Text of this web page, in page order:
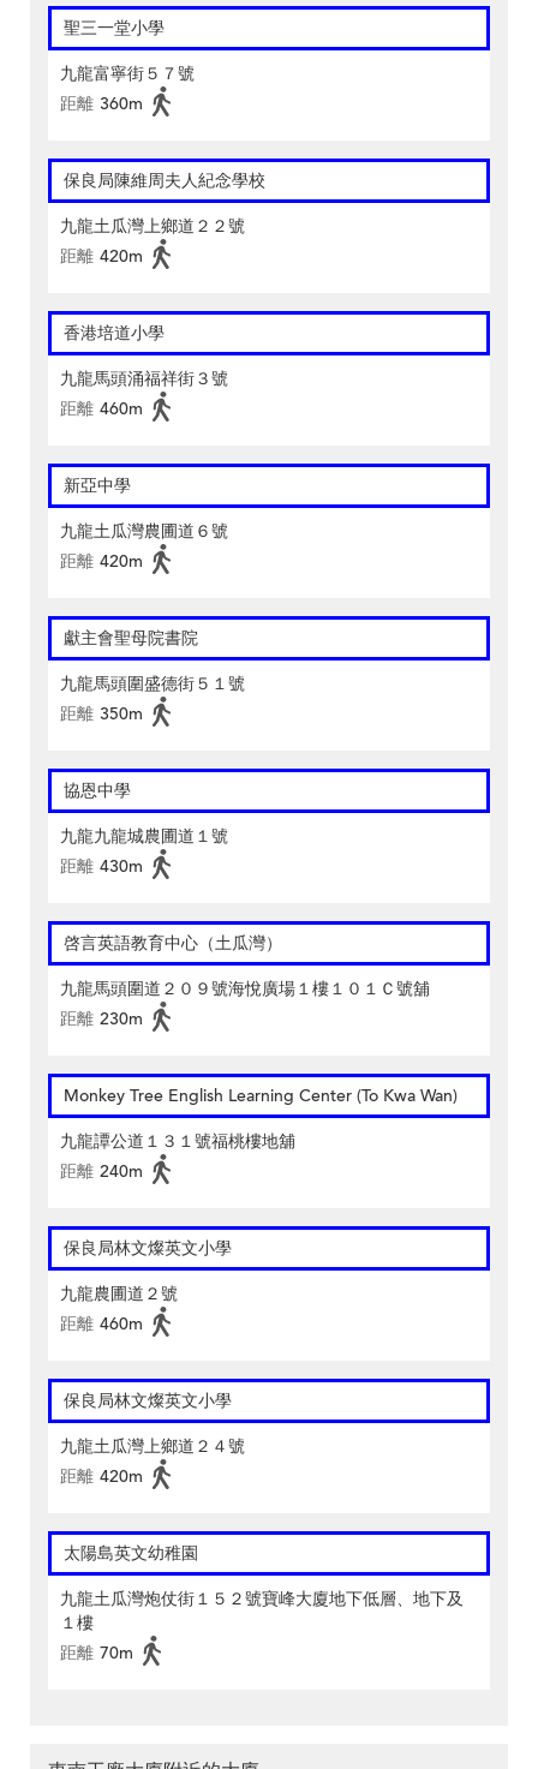
聖三一堂小學
九龍富寧街５７號
距離 360m
保良局陳維周夫人紀念學校
九龍土瓜灣上鄉道２２號
距離 420m
香港培道小學
九龍馬頭涌福祥街３號
距離 460m
新亞中學
九龍土瓜灣農圃道６號
距離 420m
獻主會聖母院書院
九龍馬頭圍盛德街５１號
距離 350m
協恩中學
九龍九龍城農圃道１號
距離 430m
啓言英語教育中心（土瓜灣）
九龍馬頭圍道２０９號海悅廣場１樓１０１Ｃ號舖
距離 230m
Monkey Tree English Learning Center (To Kwa Wan)
九龍譚公道１３１號福桃樓地舖
距離 240m
保良局林文燦英文小學
九龍農圃道２號
距離 460m
保良局林文燦英文小學
九龍土瓜灣上鄉道２４號
距離 420m
太陽島英文幼稚園
九龍土瓜灣炮仗街１５２號寶峰大廈地下低層、地下及
１樓
距離 70m